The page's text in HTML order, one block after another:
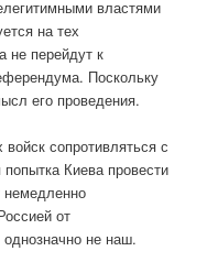
властями
на тех
не перейдут к
Поскольку
его проведения.
сопротивляться с
Киева провести
от
не наш.